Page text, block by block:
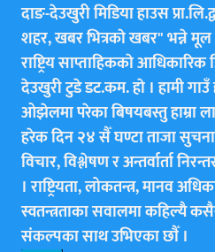
दाङ-देउखुरी मिडिया हाउस
शहर, खबर भित्रकाे खबर" भन्ने
राष्ट्रिय साप्ताहिककाे
देउखुरी टुडे डट.कम. हाे । हामी
ओझेलमा परेका बिषयबस्तु हाम्रा
हरेक दिन २४ सैँ घण्टा ताजा
विचार, विश्लेषण र अन्तर्वार्ता
। राष्ट्रियता, लोकतन्त्र, मानव
स्वतन्त्रताका सवालमा कहिल्यै
संकल्पका साथ उभिएका छाैँ ।